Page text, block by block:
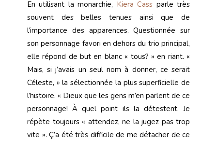
En utilisant la monarchie, Kiera Cass parle très
souvent des belles tenues ainsi que de
l’importance des apparences. Questionnée sur
son personnage favori en dehors du trio principal,
elle répond de but en blanc « tous? » en riant. «
Mais, si j’avais un seul nom à donner, ce serait
Céleste, » la sélectionnée la plus superficielle de
l’histoire. « Dieux que les gens m’en parlent de ce
personnage! À quel point ils la détestent. Je
répète toujours « attendez, ne la jugez pas trop
vite ». Ç’a été très difficile de me détacher de ce